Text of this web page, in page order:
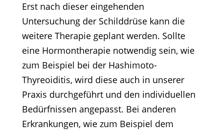
Erst nach dieser eingehenden
Untersuchung der Schilddrüse kann die
weitere Therapie geplant werden. Sollte
eine Hormontherapie notwendig sein, wie
zum Beispiel bei der Hashimoto-
Thyreoiditis, wird diese auch in unserer
Praxis durchgeführt und den individuellen
Bedürfnissen angepasst. Bei anderen
Erkrankungen, wie zum Beispiel dem